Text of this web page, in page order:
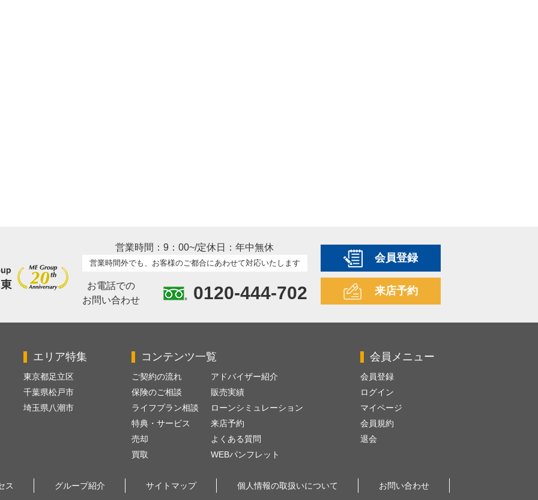
営業時間：9：00~/定休日：年中無休
営業時間外でも、お客様のご都合にあわせて対応いたします
お電話での
お問い合わせ
0120-444-702
会員登録
来店予約
エリア特集
東京都足立区
千葉県松戸市
埼玉県八潮市
コンテンツ一覧
ご契約の流れ
保険のご相談
ライフプラン相談
特典・サービス
売却
買取
アドバイザー紹介
販売実績
ローンシミュレーション
来店予約
よくある質問
WEBパンフレット
会員メニュー
会員登録
ログイン
マイページ
会員規約
退会
ス グループ紹介 サイトマップ 個人情報の取扱いについて お問い合わせ